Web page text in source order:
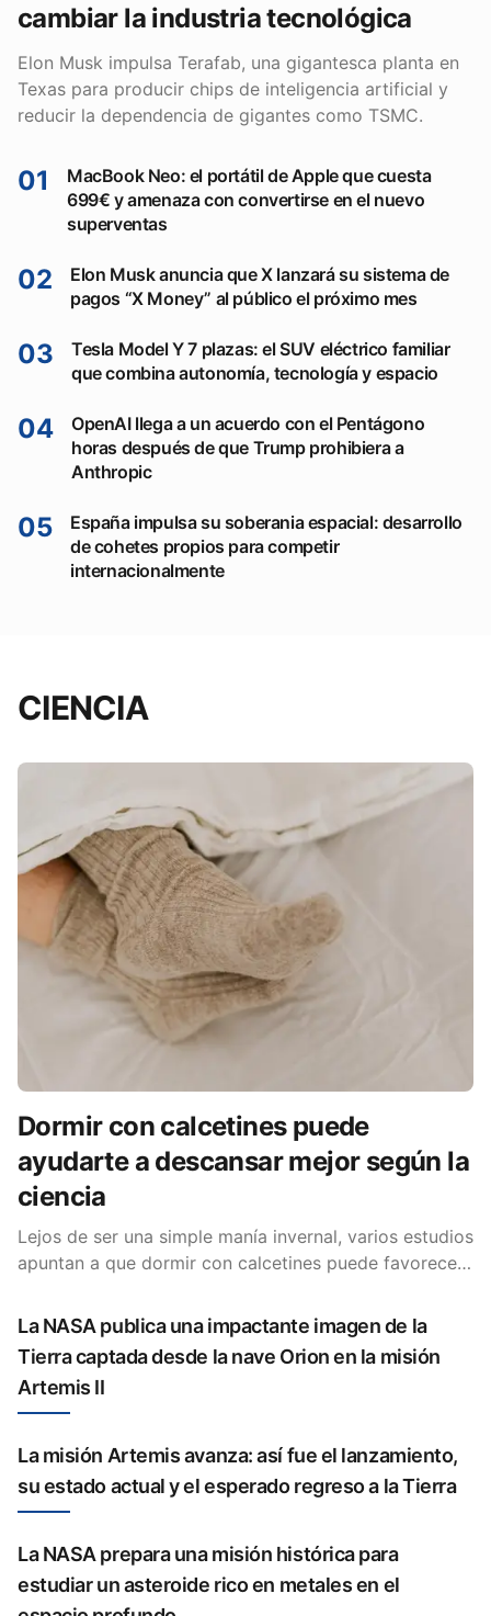
cambiar la industria tecnológica
Elon Musk impulsa Terafab, una gigantesca planta en
Texas para producir chips de inteligencia artificial y
reducir la dependencia de gigantes como TSMC.
01
MacBook Neo: el portátil de Apple que cuesta
699€ y amenaza con convertirse en el nuevo
superventas
02
Elon Musk anuncia que X lanzará su sistema de
pagos “X Money” al público el próximo mes
03
Tesla Model Y 7 plazas: el SUV eléctrico familiar
que combina autonomía, tecnología y espacio
04
OpenAI llega a un acuerdo con el Pentágono
horas después de que Trump prohibiera a
Anthropic
05
España impulsa su soberania espacial: desarrollo
de cohetes propios para competir
internacionalmente
CIENCIA
Dormir con calcetines puede
ayudarte a descansar mejor según la
ciencia
Lejos de ser una simple manía invernal, varios estudios
apuntan a que dormir con calcetines puede favorecer
corporal.
La NASA publica una impactante imagen de la
Tierra captada desde la nave Orion en la misión
Artemis II
La misión Artemis avanza: así fue el lanzamiento,
su estado actual y el esperado regreso a la Tierra
La NASA prepara una misión histórica para
estudiar un asteroide rico en metales en el